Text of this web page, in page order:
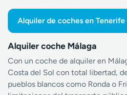
Alquiler de coches en Tenerife
Alquiler coche Málaga
Con un coche de alquiler en
Costa del Sol con total libertad,
pueblos blancos como Ronda o